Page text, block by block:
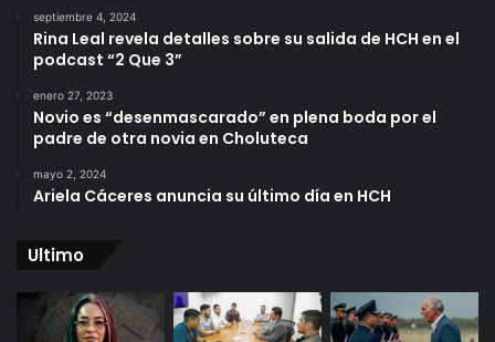
septiembre 4, 2024
Rina Leal revela detalles sobre su salida de HCH en el
podcast “2 Que 3”
enero 27, 2023
Novio es “desenmascarado” en plena boda por el
padre de otra novia en Choluteca
mayo 2, 2024
Ariela Cáceres anuncia su último día en HCH
Ultimo